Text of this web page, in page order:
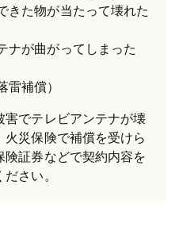
きた物が当たって壊れた
ナが曲がってしまった
雷補償）
害でテレビアンテナが壊
災保険で補償を受けら
険証券などで契約内容を
さい。